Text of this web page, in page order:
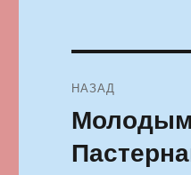
по
записям
НАЗАД
Предыдущая